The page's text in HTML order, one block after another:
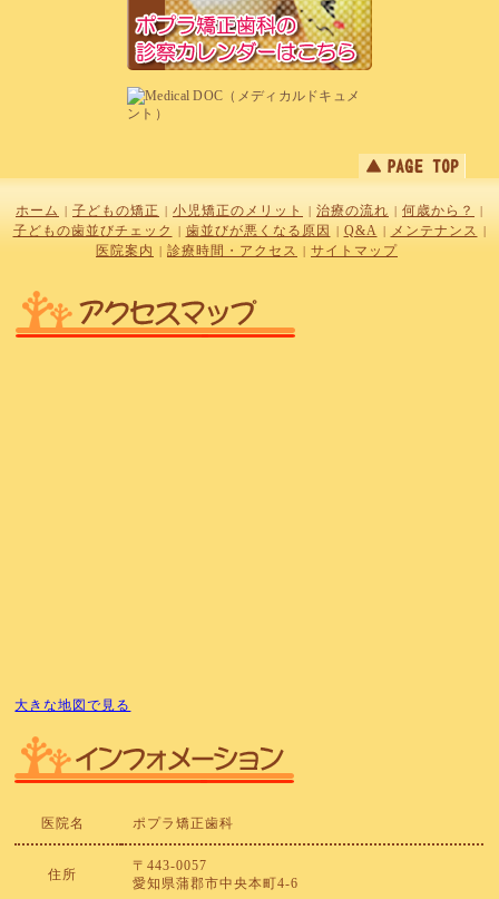
ホーム 子どもの矯正 小児矯正のメリット 治療の流れ 何歳から？
子どもの歯並びチェック 歯並びが悪くなる原因 Q&A メンテナンス
医院案内 診療時間・アクセス サイトマップ
大きな地図で見る
医院名 ポプラ矯正歯科
住所
〒443-0057
愛知県蒲郡市中央本町4-6